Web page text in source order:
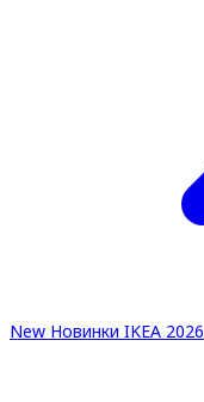
New Новинки IKEA 2026